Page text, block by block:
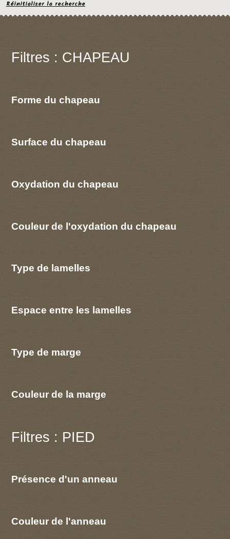
Réinitialiser la recherche
Filtres : CHAPEAU
Forme du chapeau
Surface du chapeau
Oxydation du chapeau
Couleur de l'oxydation du chapeau
Type de lamelles
Espace entre les lamelles
Type de marge
Couleur de la marge
Filtres : PIED
Présence d'un anneau
Couleur de l'anneau